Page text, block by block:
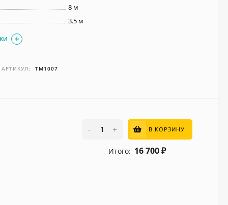
8 м
3.5 м
АРТИКУЛ: ТМ1007
- + В КОРЗИНУ
Итого: 16 700 ₽